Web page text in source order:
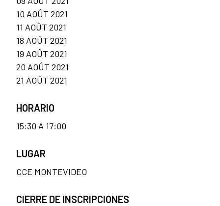
10 AOÛT 2021
11 AOÛT 2021
18 AOÛT 2021
19 AOÛT 2021
20 AOÛT 2021
21 AOÛT 2021
HORARIO
15:30 A 17:00
LUGAR
CCE MONTEVIDEO
CIERRE DE INSCRIPCIONES